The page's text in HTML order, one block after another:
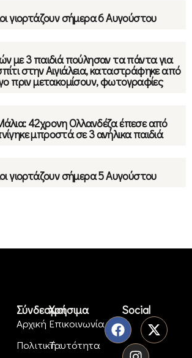
γιορτάζουν σήμερα 6 Αυγούστου
με 3 παιδιά πούλησαν τα πάντα για
στην Αιγιάλεια, καταστράφηκε από
πριν μετακομίσουν, φωτογραφίες
42χρονη Ολλανδέζα έπεσε από
μπροστά σε 3 ανήλικα παιδιά
γιορτάζουν σήμερα 5 Αυγούστου
Σύνδεσμοι
Αρχική
Πολιτική
Χρήσιμα
Επικοινωνία
Ταυτότητα
Social